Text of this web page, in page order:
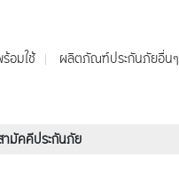
อมใช้ ผลิตภัณฑ์ประกันภัยอื่นๆ
มัคคีประกันภัย